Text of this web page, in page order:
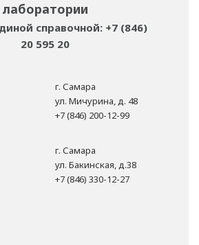
лаборатории
справочной: +7 (846)
20 595 20
г. Самара
ул. Мичурина, д. 48
+7 (846) 200-12-99
г. Самара
ул. Бакинская, д.38
+7 (846) 330-12-27